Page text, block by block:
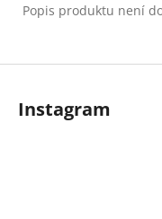
Popis produktu není
Z
Instagram